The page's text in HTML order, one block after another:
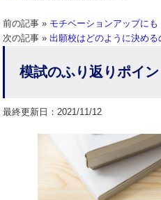
前の記事 » モチベーションアップにも
次の記事 »出願校はどのように決める
模試のふり返りポイン
最終更新日：2021/11/12